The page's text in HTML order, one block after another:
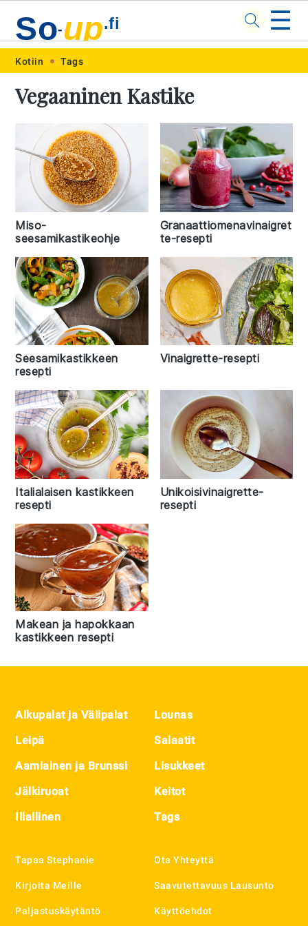
Skip
primary
navigation
Skip
main
content
Skip
primary
sidebar
Skip
footer
So-up.fi ☰
Kotiin Tags
Vegaaninen Kastike
Miso-
seesamikastikeohje
Granaattiomenavinaigret
te-resepti
Seesamikastikkeen
resepti
Vinaigrette-resepti
Italialaisen kastikkeen
resepti
Unikoisivinaigrette-
resepti
Makean ja hapokkaan
kastikkeen resepti
Footer
Alkupalat ja Välipalat
Leipä
Aamiainen ja Brunssi
Jälkiruoat
Illallinen
Lounas
Salaatit
Lisukkeet
Keitot
Tags
Tapaa Stephanie
Kirjoita Meille
Paljastuskäytäntö
Ota Yhteyttä
Saavutettavuus Lausunto
Käyttöehdot